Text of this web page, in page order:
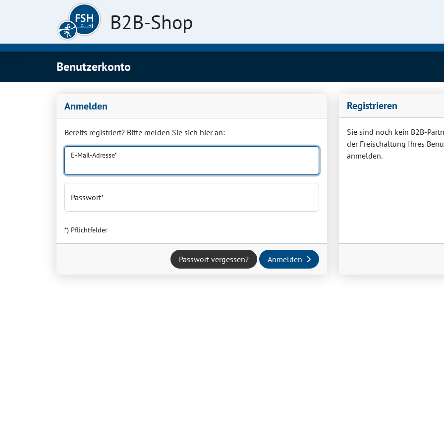
B2B-Shop
Benutzerkonto
Anmelden
Bereits registriert? Bitte melden Sie sich hier an:
E-Mail-Adresse
Passwort
*) Pflichtfelder
Passwort vergessen? Anmelden
Registrieren
Sie sind noch kein B2B-
der Freischaltung Ihres
anmelden.